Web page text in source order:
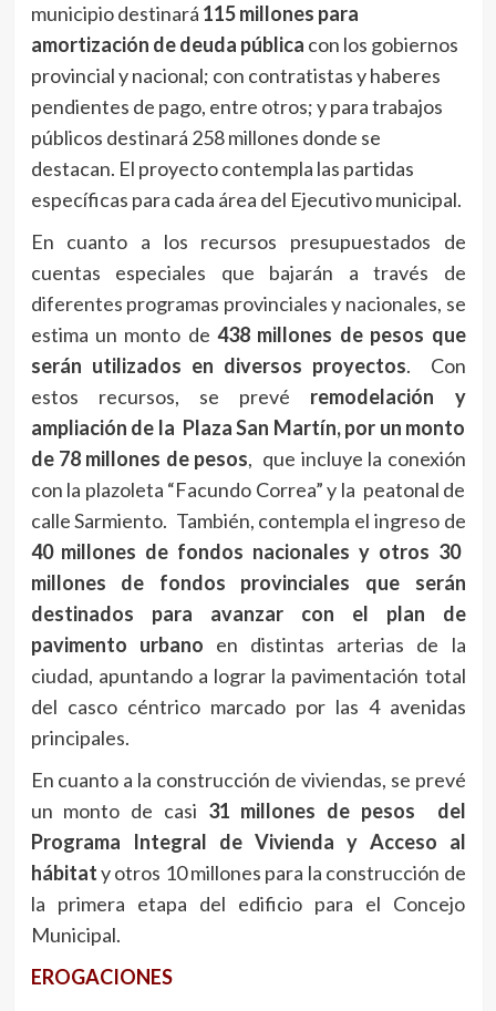
municipio destinará 115 millones para
amortización de deuda pública con los gobiernos
provincial y nacional; con contratistas y haberes
pendientes de pago, entre otros; y para trabajos
públicos destinará 258 millones donde se
destacan. El proyecto contempla las partidas
específicas para cada área del Ejecutivo municipal.
En cuanto a los recursos presupuestados de
cuentas especiales que bajarán a través de
diferentes programas provinciales y nacionales, se
estima un monto de 438 millones de pesos que
serán utilizados en diversos proyectos. Con
estos recursos, se prevé remodelación y
ampliación de la Plaza San Martín, por un monto
de 78 millones de pesos, que incluye la conexión
con la plazoleta “Facundo Correa” y la peatonal de
calle Sarmiento. También, contempla el ingreso de
40 millones de fondos nacionales y otros 30
millones de fondos provinciales que serán
destinados para avanzar con el plan de
pavimento urbano en distintas arterias de la
ciudad, apuntando a lograr la pavimentación total
del casco céntrico marcado por las 4 avenidas
principales.
En cuanto a la construcción de viviendas, se prevé
un monto de casi 31 millones de pesos del
Programa Integral de Vivienda y Acceso al
hábitaty otros 10 millones para la construcción de
la primera etapa del edificio para el Concejo
Municipal.
EROGACIONES